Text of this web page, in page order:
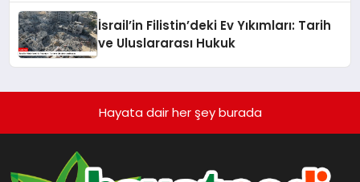
İsrail’in Filistin’deki Ev Yıkımları: Tarih
ve Uluslararası Hukuk
Hayata dair her şey burada